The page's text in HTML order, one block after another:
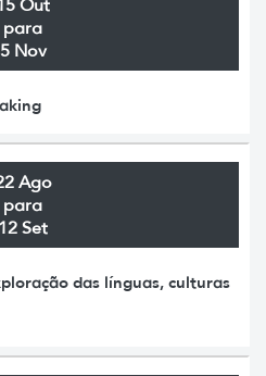
Out
para
5 Nov
Ago
para
12 Set
das línguas, culturas